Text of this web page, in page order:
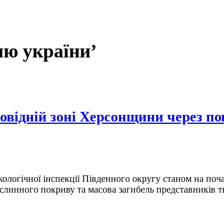
україни’
зоні Херсонщини через
інспекції Південного округу станом на
покриву та масова загибель представників